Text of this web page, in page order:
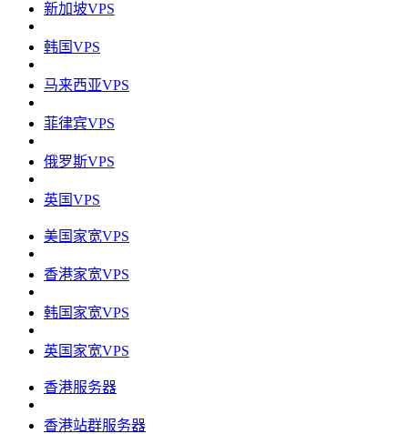
新加坡VPS
韩国VPS
马来西亚VPS
菲律宾VPS
俄罗斯VPS
英国VPS
美国家宽VPS
香港家宽VPS
韩国家宽VPS
英国家宽VPS
香港服务器
香港站群服务器